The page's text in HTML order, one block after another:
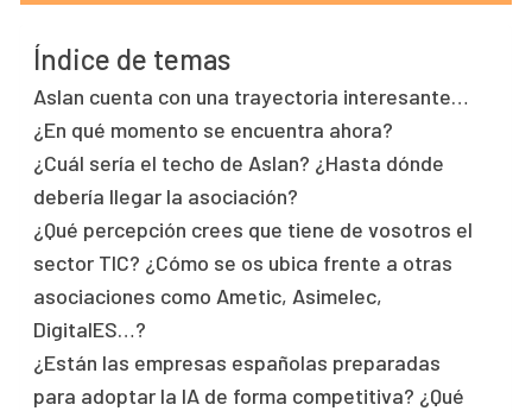
Índice de temas
Aslan cuenta con una trayectoria interesante…
¿En qué momento se encuentra ahora?
¿Cuál sería el techo de Aslan? ¿Hasta dónde
debería llegar la asociación?
¿Qué percepción crees que tiene de vosotros el
sector TIC? ¿Cómo se os ubica frente a otras
asociaciones como Ametic, Asimelec,
DigitalES…?
¿Están las empresas españolas preparadas
para adoptar la IA de forma competitiva? ¿Qué